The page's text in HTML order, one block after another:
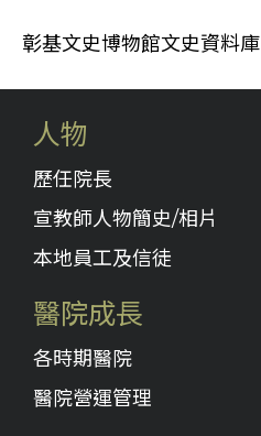
彰基文史博物館文史資料庫
人物
歷任院長
宣教師人物簡史/相片
本地員工及信徒
醫院成長
各時期醫院
醫院營運管理